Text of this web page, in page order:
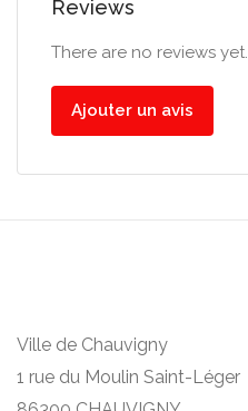
Reviews
There are no reviews yet.
Ajouter un avis
Ville de Chauvigny
1 rue du Moulin Saint-Léger